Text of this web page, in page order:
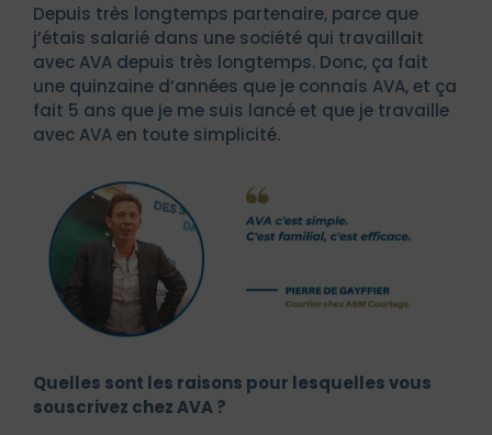
Depuis très longtemps partenaire, parce que
j’étais salarié dans une société qui travaillait
avec AVA depuis très longtemps. Donc, ça fait
une quinzaine d’années que je connais AVA, et ça
fait 5 ans que je me suis lancé et que je travaille
avec AVA en toute simplicité.
Quelles sont les raisons pour lesquelles vous
souscrivez chez AVA ?